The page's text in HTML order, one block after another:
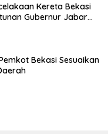
Kereta Bekasi
Gubernur Jabar
Bekasi Sesuaikan